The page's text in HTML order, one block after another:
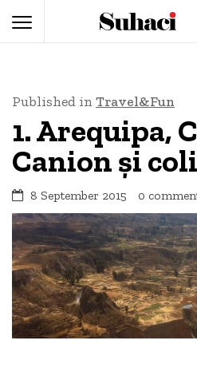
Published in Travel&Fun
1. Arequipa,
Canion și
8 September 2015 0